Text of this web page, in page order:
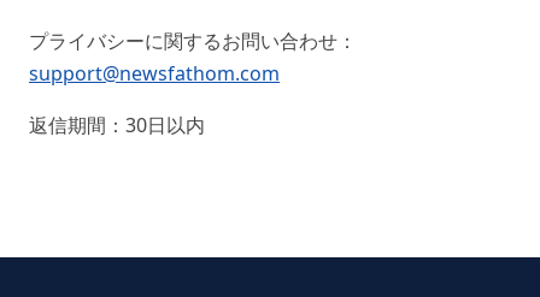
プライバシーに関するお問い合わせ：
support@newsfathom.com
返信期間：30日以内